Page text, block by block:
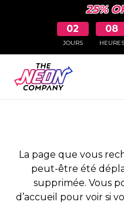
25%
02
JOURS
08
HEURES
PAGE
La page que vous
peut-être été
supprimée. Vous
d’accueil pour voir si